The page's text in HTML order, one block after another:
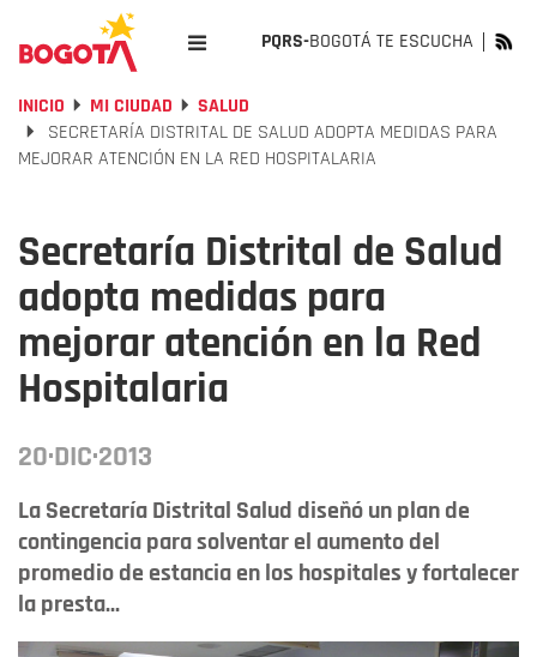
PQRS-BOGOTÁ TE ESCUCHA
INICIO MI CIUDAD
SALUD
SECRETARÍA DISTRITAL DE SALUD ADOPTA MEDIDAS PARA
MEJORAR ATENCIÓN EN LA RED HOSPITALARIA
Secretaría Distrital de Salud
adopta medidas para
mejorar atención en la Red
Hospitalaria
20·DIC·2013
La Secretaría Distrital Salud diseñó un plan de
contingencia para solventar el aumento del
promedio de estancia en los hospitales y fortalecer
la presta...